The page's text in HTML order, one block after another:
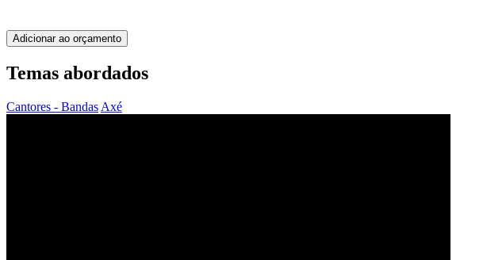
Adicionar ao orçamento
Temas abordados
Cantores - Bandas Axé